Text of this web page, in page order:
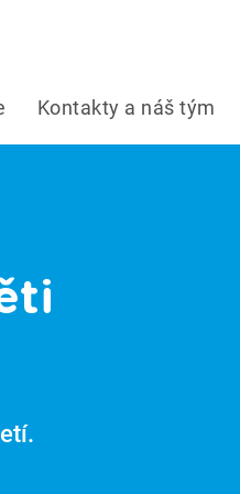
Kontakty a náš tým